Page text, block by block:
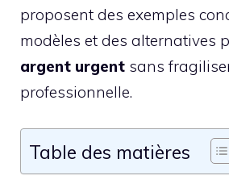
proposent des exemples
modèles et des alternatives
argent urgent sans
professionnelle.
Table des matières